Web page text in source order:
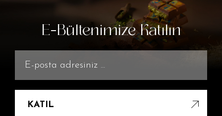
E-Bültenimize Katılın
KATIL